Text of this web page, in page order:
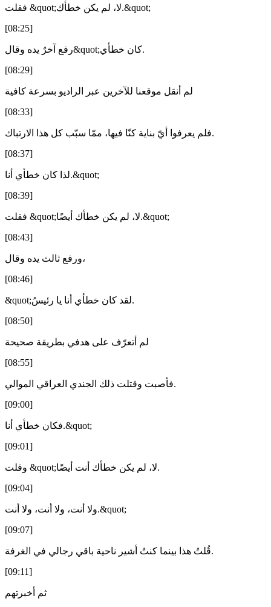
فقلت &quot;لا، لم يكن خطأك.&quot;
[08:25]
رفع آخرٌ يده وقال&quot;كان خطأي.
[08:29]
لم أنقل موقعنا للآخرين عبر الراديو بسرعة كافية
[08:33]
فلم يعرفوا أيّ بناية كنّا فيها، ممّا سبّب كل هذا الارتباك.
[08:37]
لذا كان خطأي أنا.&quot;
[08:39]
فقلت &quot;لا، لم يكن خطأك أيضًا.&quot;
[08:43]
ورفع ثالث يده وقال،
[08:46]
&quot;لقد كان خطأي أنا يا رئيسُ.
[08:50]
لم أتعرّف على هدفي بطريقة صحيحة
[08:55]
فأصبت وقتلت ذلك الجندي العراقي الموالي.
[09:00]
فكان خطأي أنا.&quot;
[09:01]
وقلت &quot;لا، لم يكن خطأك أنت أيضًا.
[09:04]
ولا أنت، ولا أنت، ولا أنت.&quot;
[09:07]
قُلتُ هذا بينما كنتُ أشير ناحية باقي رجالي في الغرفة.
[09:11]
ثم أخبرتهم